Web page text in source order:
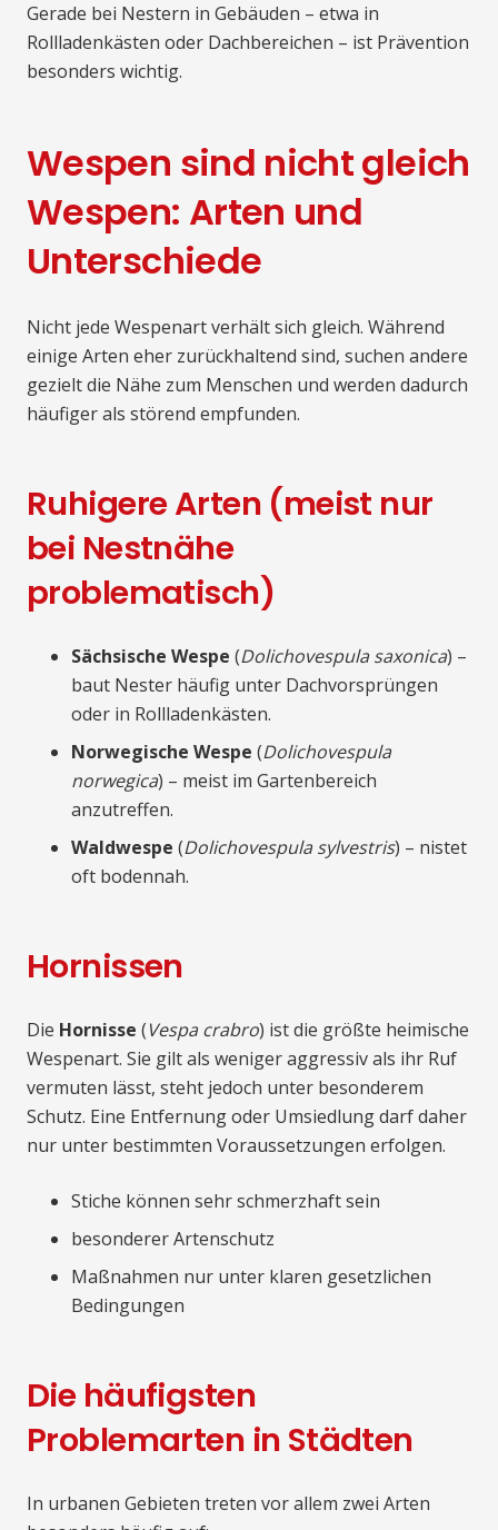
Gerade bei Nestern in Gebäuden – etwa in
Rollladenkästen oder Dachbereichen – ist Prävention
besonders wichtig.
Wespen sind nicht gleich
Wespen: Arten und
Unterschiede
Nicht jede Wespenart verhält sich gleich. Während
einige Arten eher zurückhaltend sind, suchen andere
gezielt die Nähe zum Menschen und werden dadurch
häufiger als störend empfunden.
Ruhigere Arten (meist nur
bei Nestnähe
problematisch)
Sächsische Wespe (Dolichovespula saxonica) –
baut Nester häufig unter Dachvorsprüngen
oder in Rollladenkästen.
Norwegische Wespe (Dolichovespula
norwegica) – meist im Gartenbereich
anzutreffen.
Waldwespe (Dolichovespula sylvestris) – nistet
oft bodennah.
Hornissen
Die Hornisse (Vespa crabro) ist die größte heimische
Wespenart. Sie gilt als weniger aggressiv als ihr Ruf
vermuten lässt, steht jedoch unter besonderem
Schutz. Eine Entfernung oder Umsiedlung darf daher
nur unter bestimmten Voraussetzungen erfolgen.
Stiche können sehr schmerzhaft sein
besonderer Artenschutz
Maßnahmen nur unter klaren gesetzlichen
Bedingungen
Die häufigsten
Problemarten in Städten
In urbanen Gebieten treten vor allem zwei Arten